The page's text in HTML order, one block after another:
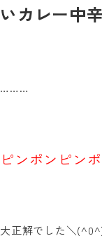
いカレー中
………
ピンポンピン
大正解でした＼